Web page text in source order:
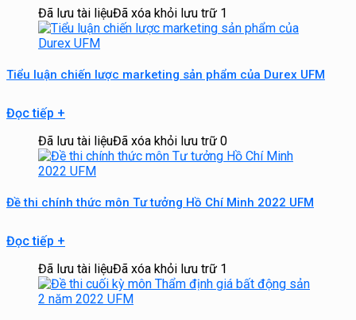
Đã lưu tài liệuĐã xóa khỏi lưu trữ 1
Tiểu luận chiến lược marketing sản phẩm của Durex UFM
Đọc tiếp +
Đã lưu tài liệuĐã xóa khỏi lưu trữ 0
Đề thi chính thức môn Tư tưởng Hồ Chí Minh 2022 UFM
Đọc tiếp +
Đã lưu tài liệuĐã xóa khỏi lưu trữ 1